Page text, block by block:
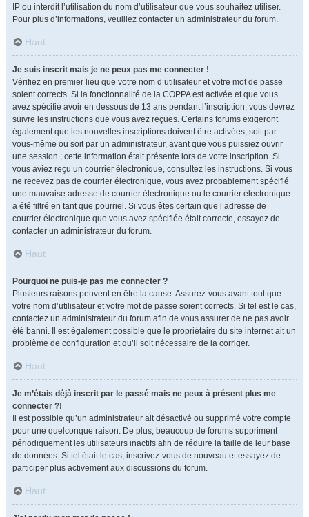
IP ou interdit l’utilisation du nom d’utilisateur que vous souhaitez utiliser.
Pour plus d’informations, veuillez contacter un administrateur du forum.
Haut
Je suis inscrit mais je ne peux pas me connecter !
Vérifiez en premier lieu que votre nom d’utilisateur et votre mot de passe
soient corrects. Si la fonctionnalité de la COPPA est activée et que vous
avez spécifié avoir en dessous de 13 ans pendant l’inscription, vous devrez
suivre les instructions que vous avez reçues. Certains forums exigeront
également que les nouvelles inscriptions doivent être activées, soit par
vous-même ou soit par un administrateur, avant que vous puissiez ouvrir
une session ; cette information était présente lors de votre inscription. Si
vous aviez reçu un courrier électronique, consultez les instructions. Si vous
ne recevez pas de courrier électronique, vous avez probablement spécifié
une mauvaise adresse de courrier électronique ou le courrier électronique
a été filtré en tant que pourriel. Si vous êtes certain que l’adresse de
courrier électronique que vous avez spécifiée était correcte, essayez de
contacter un administrateur du forum.
Haut
Pourquoi ne puis-je pas me connecter ?
Plusieurs raisons peuvent en être la cause. Assurez-vous avant tout que
votre nom d’utilisateur et votre mot de passe soient corrects. Si tel est le cas,
contactez un administrateur du forum afin de vous assurer de ne pas avoir
été banni. Il est également possible que le propriétaire du site internet ait un
problème de configuration et qu’il soit nécessaire de la corriger.
Haut
Je m’étais déjà inscrit par le passé mais ne peux à présent plus me
connecter ?!
Il est possible qu’un administrateur ait désactivé ou supprimé votre compte
pour une quelconque raison. De plus, beaucoup de forums suppriment
périodiquement les utilisateurs inactifs afin de réduire la taille de leur base
de données. Si tel était le cas, inscrivez-vous de nouveau et essayez de
participer plus activement aux discussions du forum.
Haut